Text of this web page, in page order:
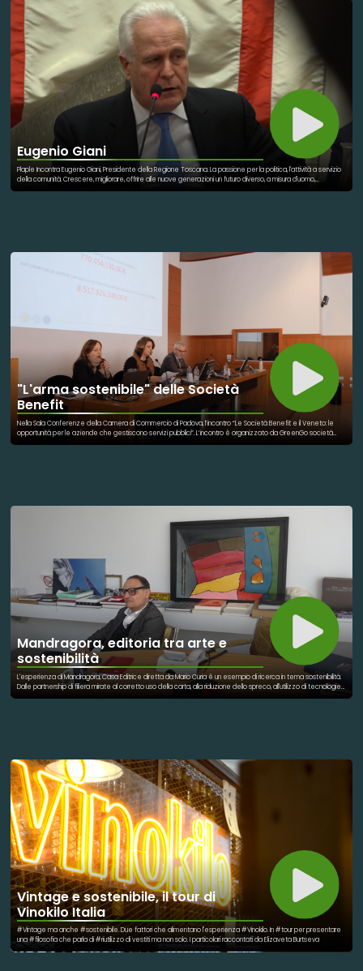
Eugenio Giani
Plaple Incontra Eugenio Giani, Presidente della Regione Toscana. La passione per la politica, l'attività a servizio
della comunità. Crescere, migliorare, offrire alle nuove generazioni un futuro diverso, a misura d'uomo,
"L'arma sostenibile" delle Società
Benefit
Nella Sala Conferenze della Camera di Commercio di Padova, l’incontro “Le Società Benefit e il Veneto: le
opportunità per le aziende che gestiscono servizi pubblici”. L’incontro è organizzato da GreenGo società
Mandragora, editoria tra arte e
sostenibilità
L'esperienza di Mandragora, Casa Editrice diretta da Mario Curia è un esempio di ricerca in tema sostenibilità.
Dalle partnership di filiera mirate al corretto uso della carta, alla riduzione dello spreco, all'utilizzo di tecnologie
Vintage e sostenibile, il tour di
Vinokilo Italia
#Vintage ma anche #sostenibile. Due fattori che alimentano l'esperienza #Vinokilo. In #tour per presentare
una #filosofia che parla di #riutilizzo di vestiti ma non solo. I particolari raccontati da Elizaveta Burtseva